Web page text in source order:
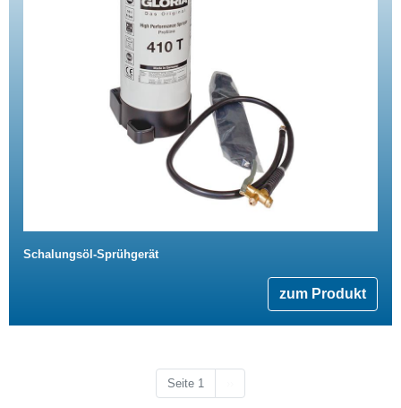
Schalungsöl-Sprühgerät
zum Produkt
Seite 1